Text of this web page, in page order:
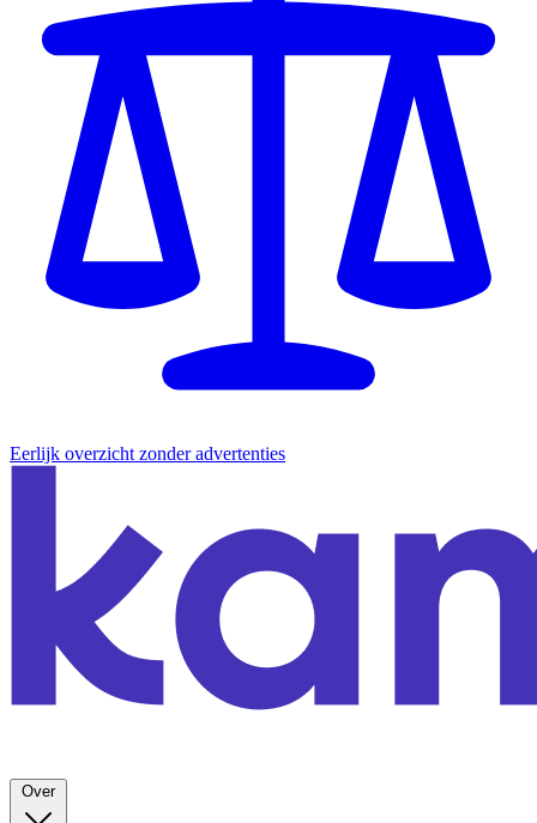
Eerlijk overzicht zonder advertenties
Over